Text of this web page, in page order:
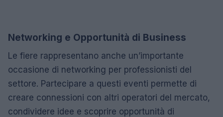
Networking e Opportunità di Business
Le fiere rappresentano anche un’importante
occasione di networking per professionisti del
settore. Partecipare a questi eventi permette di
creare connessioni con altri operatori del mercato,
condividere idee e scoprire opportunità di